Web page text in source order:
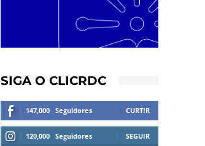
SIGA O CLICRDC
147,000 Seguidores CURTIR
120,000 Seguidores SEGUIR